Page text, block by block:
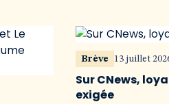
Brève 13 juillet
Sur CNews,
exigée